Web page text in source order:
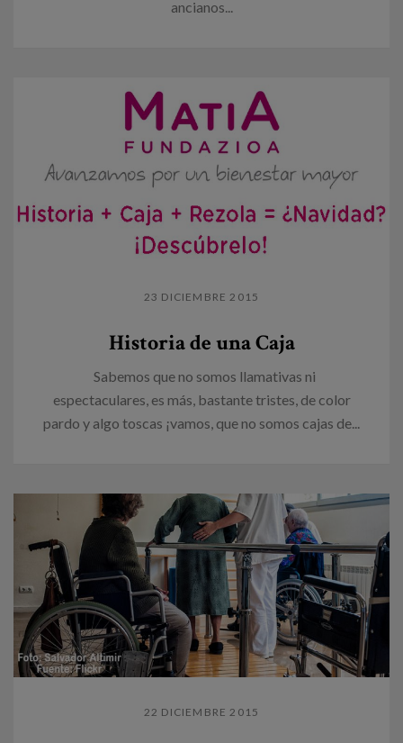
ancianos...
23 DICIEMBRE 2015
Historia de una Caja
Sabemos que no somos llamativas ni
espectaculares, es más, bastante tristes, de color
pardo y algo toscas ¡vamos, que no somos cajas de...
22 DICIEMBRE 2015